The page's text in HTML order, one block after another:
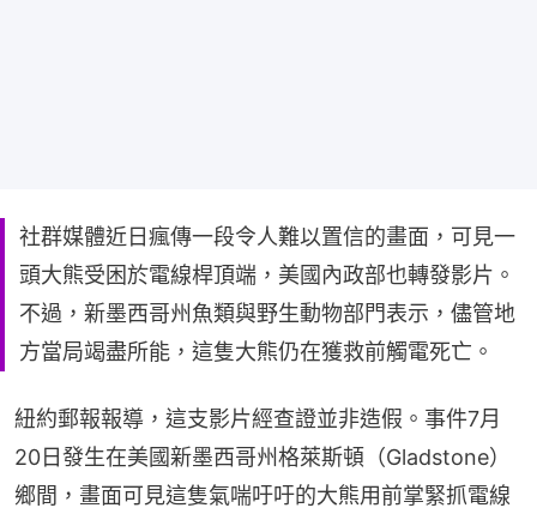
社群媒體近日瘋傳一段令人難以置信的畫面，可見一
頭大熊受困於電線桿頂端，美國內政部也轉發影片。
不過，新墨西哥州魚類與野生動物部門表示，儘管地
方當局竭盡所能，這隻大熊仍在獲救前觸電死亡。
紐約郵報報導，這支影片經查證並非造假。事件7月
20日發生在美國新墨西哥州格萊斯頓（Gladstone）
鄉間，畫面可見這隻氣喘吁吁的大熊用前掌緊抓電線